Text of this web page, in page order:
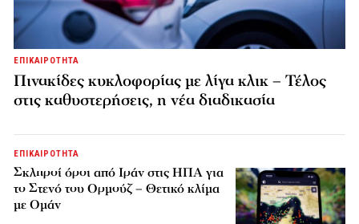
ΕΠΙΚΑΙΡΟΤΗΤΑ
Πινακίδες κυκλοφορίας με λίγα κλικ – Τέλος
στις καθυστερήσεις, η νέα διαδικασία
ΕΠΙΚΑΙΡΟΤΗΤΑ
Σκληροί όροι από Ιράν στις ΗΠΑ για
το Στενό του Ορμούζ – Θετικό κλίμα
με Ομάν